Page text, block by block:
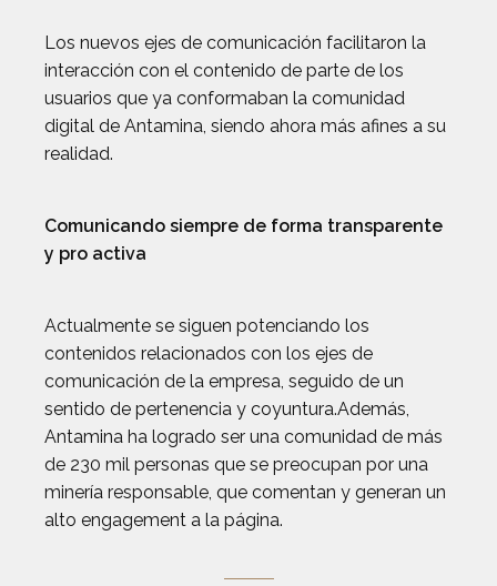
Los nuevos ejes de comunicación facilitaron la
interacción con el contenido de parte de los
usuarios que ya conformaban la comunidad
digital de Antamina, siendo ahora más afines a su
realidad.
Comunicando siempre de forma transparente
y pro activa
Actualmente se siguen potenciando los
contenidos relacionados con los ejes de
comunicación de la empresa, seguido de un
sentido de pertenencia y coyuntura.Además,
Antamina ha logrado ser una comunidad de más
de 230 mil personas que se preocupan por una
minería responsable, que comentan y generan un
alto engagement a la página.